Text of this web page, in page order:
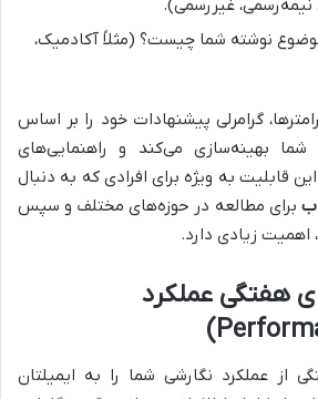
غیررسمی).
نوشته شما چیست؟ (مثلاً آکادمیک،
گرامرلی پیشنهادات خود را بر اساس
بهینه‌سازی می‌کند و راهنمایی‌های
قابلیت به ویژه برای افرادی که به دنبال
برای مطالعه در حوزه‌های مختلف و سپس
زیادی دارد.
هفتگی عملکرد
از عملکرد نگارشی شما را به ایمیلتان